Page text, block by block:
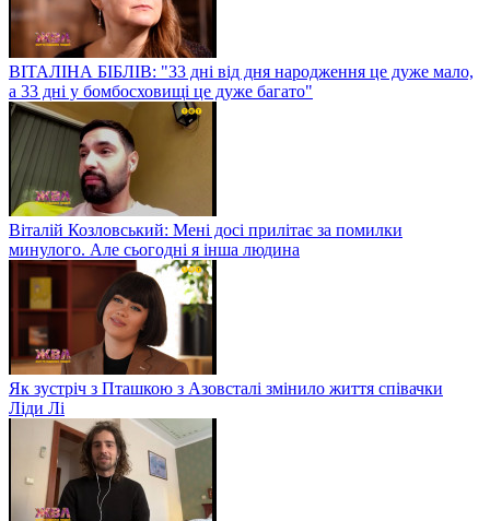
ВІТАЛІНА БІБЛІВ: "33 дні від дня народження це дуже мало,
а 33 дні у бомбосховищі це дуже багато"
Віталій Козловський: Мені досі прилітає за помилки
минулого. Але сьогодні я інша людина
Як зустріч з Пташкою з Азовсталі змінило життя співачки
Ліди Лі